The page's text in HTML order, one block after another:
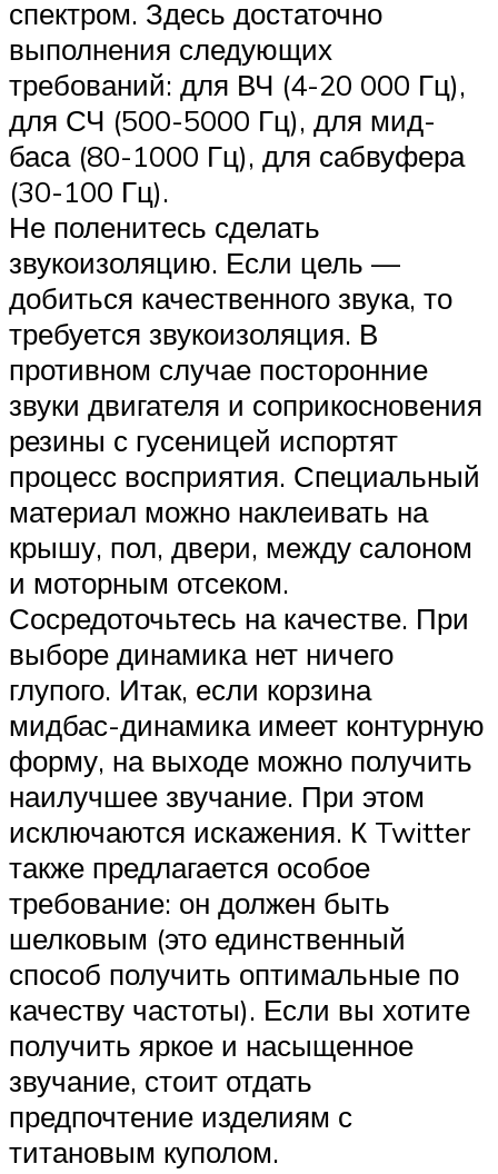
спектром. Здесь достаточно
выполнения следующих
требований: для ВЧ (4-20 000 Гц),
для СЧ (500-5000 Гц), для мид-
баса (80-1000 Гц), для сабвуфера
(30-100 Гц).
Не поленитесь сделать
звукоизоляцию. Если цель —
добиться качественного звука, то
требуется звукоизоляция. В
противном случае посторонние
звуки двигателя и соприкосновения
резины с гусеницей испортят
процесс восприятия. Специальный
материал можно наклеивать на
крышу, пол, двери, между салоном
и моторным отсеком.
Сосредоточьтесь на качестве. При
выборе динамика нет ничего
глупого. Итак, если корзина
мидбас-динамика имеет контурную
форму, на выходе можно получить
наилучшее звучание. При этом
исключаются искажения. К Twitter
также предлагается особое
требование: он должен быть
шелковым (это единственный
способ получить оптимальные по
качеству частоты). Если вы хотите
получить яркое и насыщенное
звучание, стоит отдать
предпочтение изделиям с
титановым куполом.